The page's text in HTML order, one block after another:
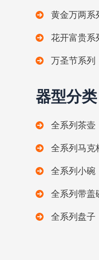
黄金万两系
花开富贵系
万圣节系列
器型分类
全系列茶壶
全系列马克
全系列小碗
全系列带盖
全系列盘子